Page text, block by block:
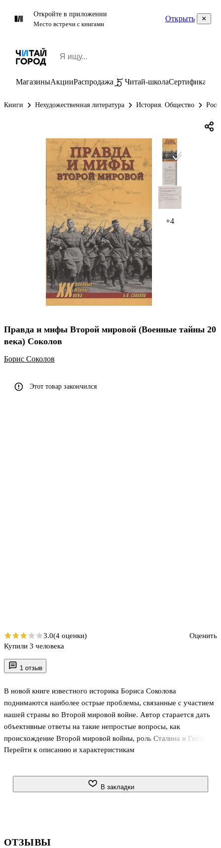
Откройте в приложении
Место встречи с книгами
Открыть
МагазиныАкцииРаспродажа Читай-школаСертификаты
Книги Нехудожественная литература История. Общество
+4
1 отзыв
В новой книге известного историка Бориса Соколова
поднимаются наиболее острые проблемы, связанные с участием
нашей страны во Второй мировой войне. Автор старается дать
объективные ответы на такие непростые вопросы, как
происхождение Второй мировой войны, роль Сталина и Гитлера
в ее развязывании, последствия пакта Молотова — Риббентропа,
роль ленд-лиза и вклада западных союзников в победу над
Перейти к описанию и характеристикам
Правда и мифы Второй мировой (Военные тайны 20
века) Соколов
Борис Соколов
Этот товар закончился
3.0(4 оценки)
Оценить
Купили 3 человека
В закладки
ОТЗЫВЫ